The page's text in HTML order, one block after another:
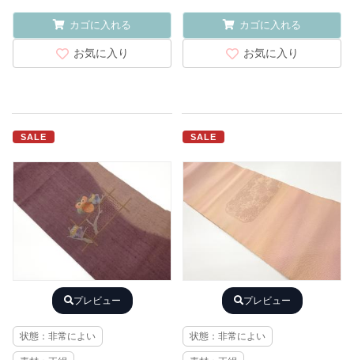
カゴに入れる
お気に入り
カゴに入れる
お気に入り
SALE
プレビュー
状態：非常によい
SALE
プレビュー
状態：非常によい